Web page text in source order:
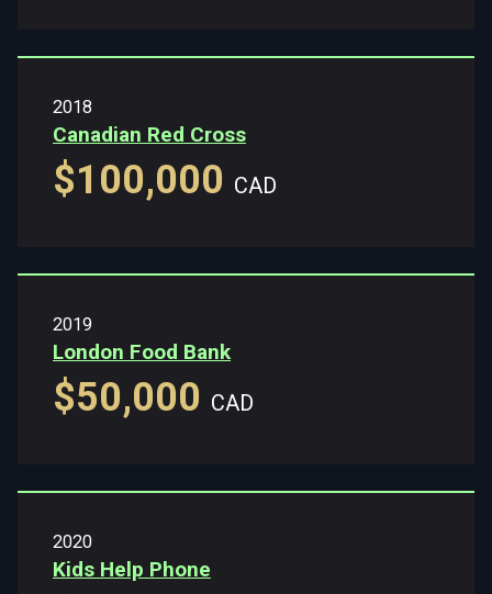
2018
Canadian Red Cross
$100,000 CAD
2019
London Food Bank
$50,000 CAD
2020
Kids Help Phone